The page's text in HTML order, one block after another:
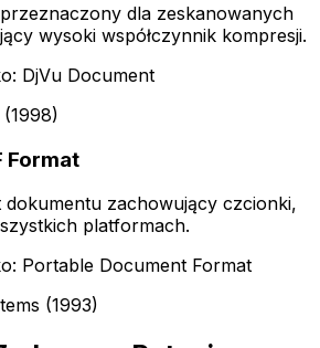
dla zeskanowanych
wysoki współczynnik kompresji.
DjVu Document
Format
zachowujący czcionki,
platformach.
Portable Document Format
(1993)